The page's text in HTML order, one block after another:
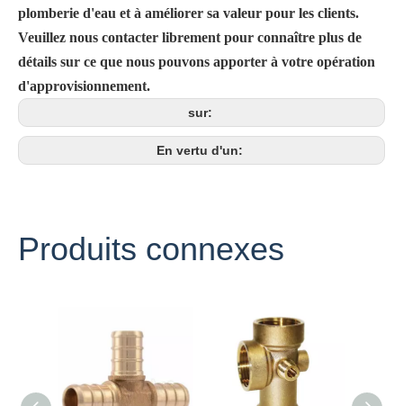
plomberie d'eau et à améliorer sa valeur pour les clients.
Veuillez nous contacter librement pour connaître plus de
détails sur ce que nous pouvons apporter à votre opération
d'approvisionnement.
sur:
En vertu d'un:
Produits connexes